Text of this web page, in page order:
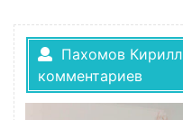
Пахомов Кирилл
комментариев